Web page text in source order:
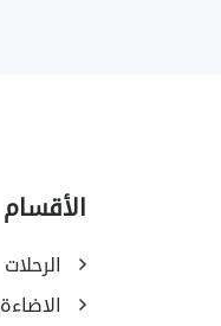
الأقسام
الرحلات
الاضاءة